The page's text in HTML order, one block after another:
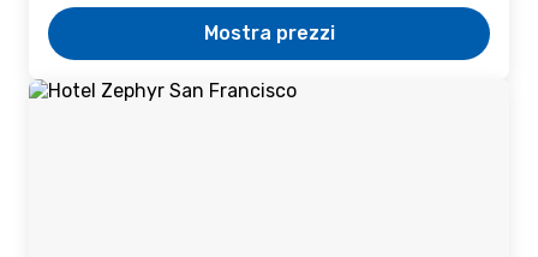
Mostra prezzi